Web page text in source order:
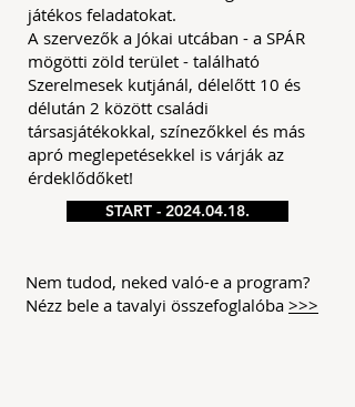
játékos feladatokat.
A szervezők a Jókai utcában - a SPÁR
mögötti zöld terület - található
Szerelmesek kutjánál, délelőtt 10 és
délután 2 között családi
társasjátékokkal, színezőkkel és más
apró meglepetésekkel is várják az
érdeklődőket!
START - 2024.04.18.
Nem tudod, neked való-e a program?
Nézz bele a tavalyi összefoglalóba >>>